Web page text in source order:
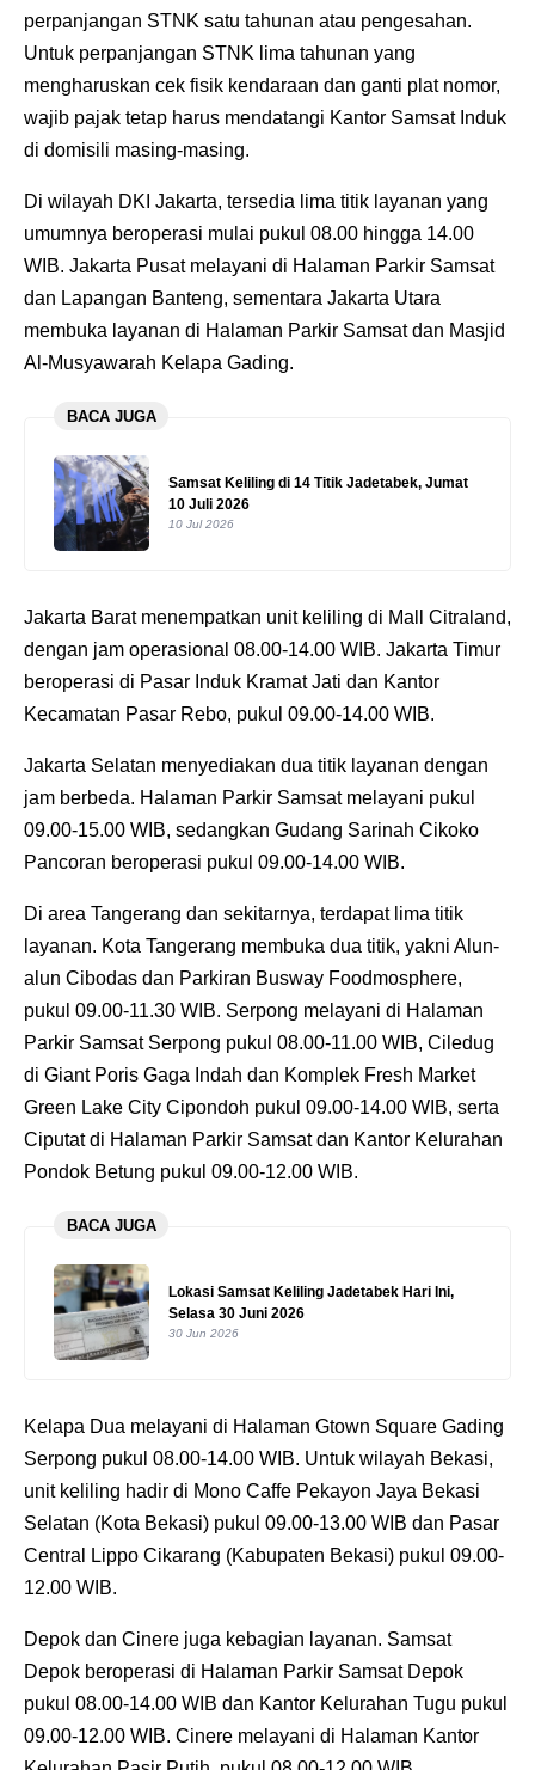
perpanjangan STNK satu tahunan atau pengesahan.
Untuk perpanjangan STNK lima tahunan yang
mengharuskan cek fisik kendaraan dan ganti plat nomor,
wajib pajak tetap harus mendatangi Kantor Samsat Induk
di domisili masing-masing.
Di wilayah DKI Jakarta, tersedia lima titik layanan yang
umumnya beroperasi mulai pukul 08.00 hingga 14.00
WIB. Jakarta Pusat melayani di Halaman Parkir Samsat
dan Lapangan Banteng, sementara Jakarta Utara
membuka layanan di Halaman Parkir Samsat dan Masjid
Al-Musyawarah Kelapa Gading.
BACA JUGA
Samsat Keliling di 14 Titik Jadetabek, Jumat
10 Juli 2026
10 Jul 2026
Jakarta Barat menempatkan unit keliling di Mall Citraland,
dengan jam operasional 08.00-14.00 WIB. Jakarta Timur
beroperasi di Pasar Induk Kramat Jati dan Kantor
Kecamatan Pasar Rebo, pukul 09.00-14.00 WIB.
Jakarta Selatan menyediakan dua titik layanan dengan
jam berbeda. Halaman Parkir Samsat melayani pukul
09.00-15.00 WIB, sedangkan Gudang Sarinah Cikoko
Pancoran beroperasi pukul 09.00-14.00 WIB.
Di area Tangerang dan sekitarnya, terdapat lima titik
layanan. Kota Tangerang membuka dua titik, yakni Alun-
alun Cibodas dan Parkiran Busway Foodmosphere,
pukul 09.00-11.30 WIB. Serpong melayani di Halaman
Parkir Samsat Serpong pukul 08.00-11.00 WIB, Ciledug
di Giant Poris Gaga Indah dan Komplek Fresh Market
Green Lake City Cipondoh pukul 09.00-14.00 WIB, serta
Ciputat di Halaman Parkir Samsat dan Kantor Kelurahan
Pondok Betung pukul 09.00-12.00 WIB.
BACA JUGA
Lokasi Samsat Keliling Jadetabek Hari Ini,
Selasa 30 Juni 2026
30 Jun 2026
Kelapa Dua melayani di Halaman Gtown Square Gading
Serpong pukul 08.00-14.00 WIB. Untuk wilayah Bekasi,
unit keliling hadir di Mono Caffe Pekayon Jaya Bekasi
Selatan (Kota Bekasi) pukul 09.00-13.00 WIB dan Pasar
Central Lippo Cikarang (Kabupaten Bekasi) pukul 09.00-
12.00 WIB.
Depok dan Cinere juga kebagian layanan. Samsat
Depok beroperasi di Halaman Parkir Samsat Depok
pukul 08.00-14.00 WIB dan Kantor Kelurahan Tugu pukul
09.00-12.00 WIB. Cinere melayani di Halaman Kantor